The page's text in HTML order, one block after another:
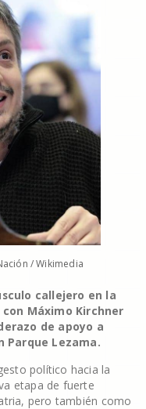
/ Wikimedia
callejero en la
Máximo Kirchner
de apoyo a
Parque Lezama.
político hacia la
etapa de fuerte
pero también como